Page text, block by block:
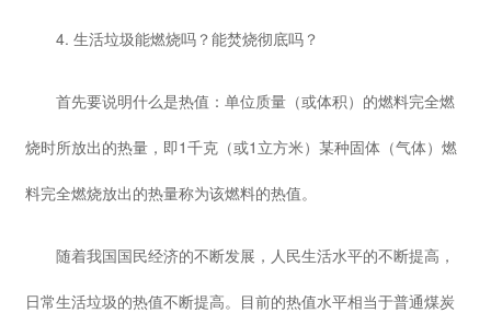
4. 生活垃圾能燃烧吗？能焚烧彻底吗？
首先要说明什么是热值：单位质量（或体积）的燃料完全燃
烧时所放出的热量，即1千克（或1立方米）某种固体（气体）燃
料完全燃烧放出的热量称为该燃料的热值。
随着我国国民经济的不断发展，人民生活水平的不断提高，
日常生活垃圾的热值不断提高。目前的热值水平相当于普通煤炭